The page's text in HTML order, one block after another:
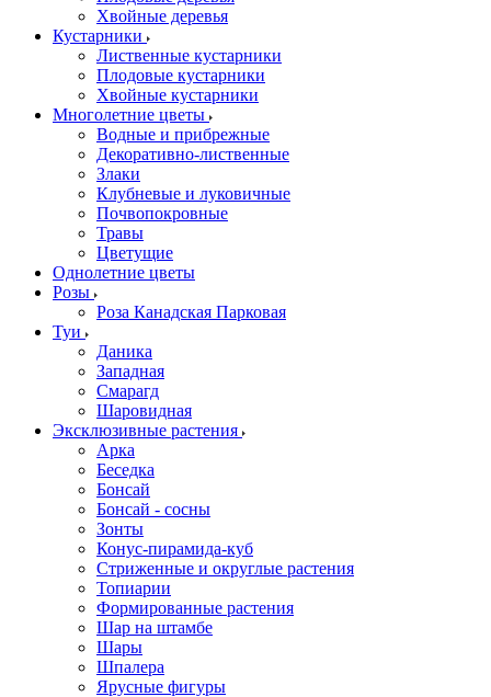
Хвойные деревья
Кустарники
Лиственные кустарники
Плодовые кустарники
Хвойные кустарники
Многолетние цветы
Водные и прибрежные
Декоративно-лиственные
Злаки
Клубневые и луковичные
Почвопокровные
Травы
Цветущие
Однолетние цветы
Розы
Роза Канадская Парковая
Туи
Даника
Западная
Смарагд
Шаровидная
Эксклюзивные растения
Арка
Беседка
Бонсай
Бонсай - сосны
Зонты
Конус-пирамида-куб
Стриженные и округлые растения
Топиарии
Формированные растения
Шар на штамбе
Шары
Шпалера
Ярусные фигуры